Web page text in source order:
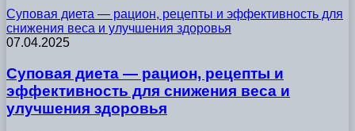
Суповая диета — рацион, рецепты и эффективность для
снижения веса и улучшения здоровья
07.04.2025
Суповая диета — рацион, рецепты и
эффективность для снижения веса и
улучшения здоровья